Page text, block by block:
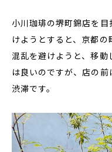
小川珈琲の堺町錦店を
けようとすると、京都の
混乱を避けようと、移
は良いのですが、店の
渋滞です。